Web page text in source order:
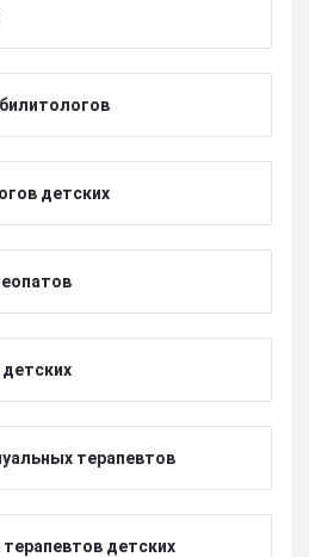
детских
терапевтов
детских